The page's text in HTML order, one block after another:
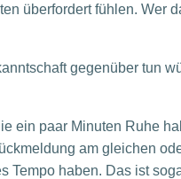
überfordert fühlen. Wer
gegenüber tun
ein paar Minuten Ruhe
am gleichen
haben. Das ist